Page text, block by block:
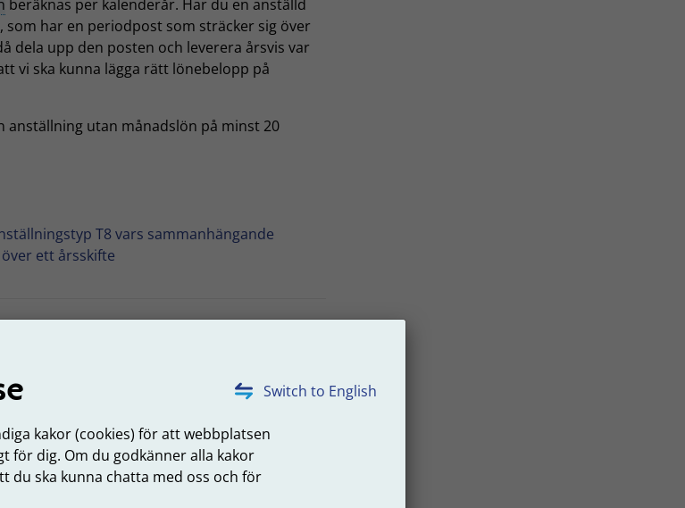
Switch to English
kakor (cookies) för att webbplatsen
för dig. Om du godkänner alla kakor
du ska kunna chatta med oss och för
beräknas per kalenderår. Har du en anställd
som har en periodpost som sträcker sig över
dela upp den posten och leverera årsvis var
vi ska kunna lägga rätt lönebelopp på
anställning utan månadslön på minst 20
T8 vars sammanhängande
ett årsskifte
period sträcker sig över
dag från 25 december 2021 till 6 januari
till oss på SPV: